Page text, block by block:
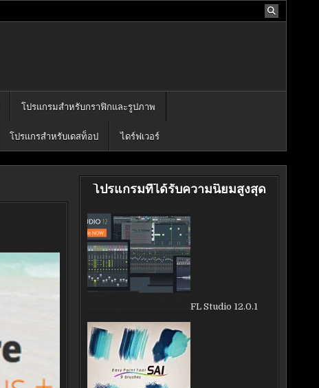
โปรแกรมสำหรับกราฟิกและรูปภาพ
โปรแกรสำหรับเดสท็อป ไดร์ฟเวอร์
โปรแกรมที่ได้รับความนิยมสูงสุด
FL Studio 12.0.1